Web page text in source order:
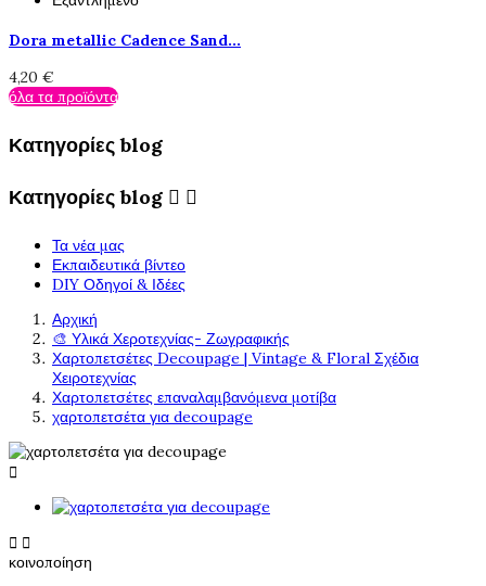
Dora metallic Cadence Sand...
4,20 €
όλα τα προϊόντα
Κατηγορίες blog
Κατηγορίες blog  
Τα νέα μας
Εκπαιδευτικά βίντεο
DIY Οδηγοί & Ιδέες
Αρχική
🎨 Υλικά Χεροτεχνίας- Ζωγραφικής
Χαρτοπετσέτες Decoupage | Vintage & Floral Σχέδια
Χειροτεχνίας
Χαρτοπετσέτες επαναλαμβανόμενα μοτίβα
χαρτοπετσέτα για decoupage

 
κοινοποίηση